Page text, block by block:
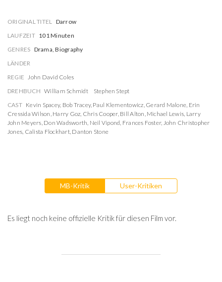
ORIGINAL TITEL Darrow
LAUFZEIT 101 Minuten
GENRES Drama, Biography
LÄNDER
REGIE John David Coles
DREHBUCH William Schmidt
Stephen Stept
CAST Kevin Spacey, Bob Tracey, Paul Klementowicz, Gerard Malone, Erin
Cressida Wilson, Harry Goz, Chris Cooper, Bill Alton, Michael Lewis, Larry
John Meyers, Don Wadsworth, Neil Vipond, Frances Foster, John Christopher
Jones, Calista Flockhart, Danton Stone
MB-Kritik User-Kritiken
Es liegt noch keine offizielle Kritik für diesen Film vor.